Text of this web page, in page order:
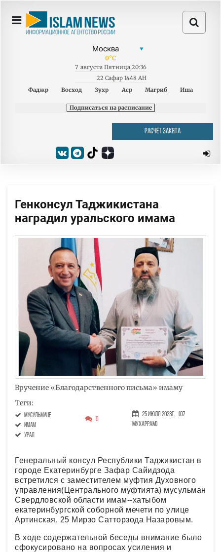
0°C
7 августа Пятница,20:36
22 Сафар 1448 AH
Фаджр
Восход Зухр Аср Магриб Иша
Подписаться на расписание
РАСЧЁТ ЗАКЯТА
Генконсул Таджикистана
наградил уральского имама
Вручение «Благодарственного письма» имаму
Теги:
мусульмане
имам
Урал
0
25 Июля 2023г. (07
Мухаррам)
Генеральный консул Республики Таджикистан в
городе Екатеринбурге Зафар Сайидзода
встретился с заместителем муфтия Духовного
управления(Центрального муфтията) мусульман
Свердловской области имам--хатыбом
екатеринбургской соборной мечети по улице
Артинская, 25 Мирзо Сатторзода Назаровым.
В ходе содержательной беседы внимание было
сфокусировано на вопросах усиления и